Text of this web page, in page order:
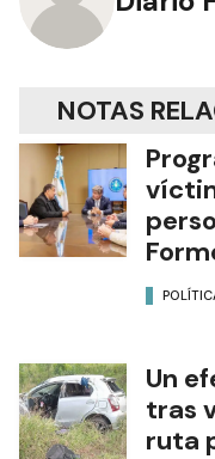
NOTAS
Un
tras
ruta